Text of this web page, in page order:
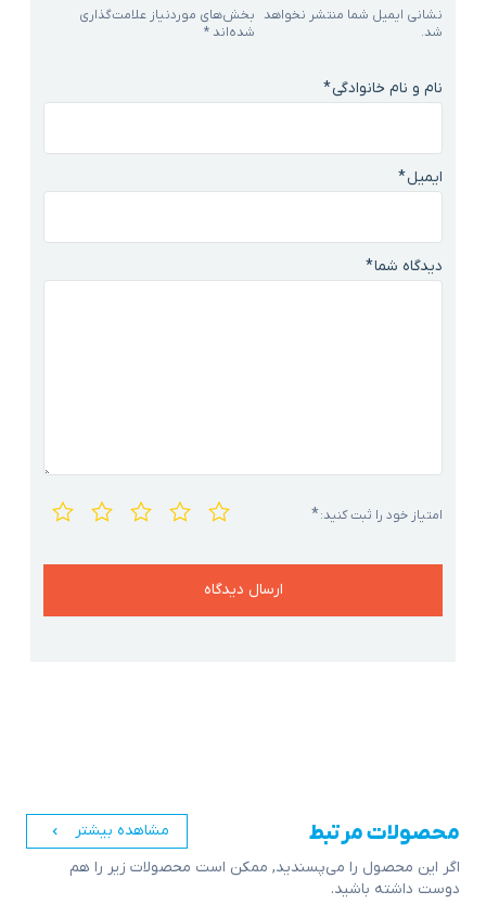
نشانی ایمیل شما منتشر نخواهد
شد.
بخش‌های موردنیاز علامت‌گذاری
شده‌اند *
امتیاز خود را ثبت کنید:*
دیدگاه شما*
نام و نام خانوادگی*
ایمیل*
محصولات مرتبط
اگر این محصول را می‌پسندید, ممکن است محصولات زیر را هم
دوست داشته باشید.
مشاهده بیشتر